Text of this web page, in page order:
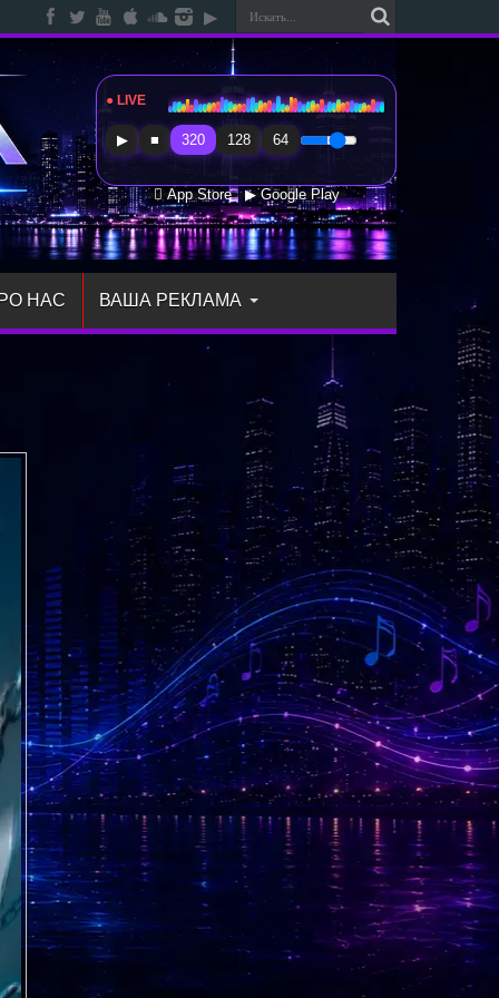
● LIVE Radio Sfera Music
▶ ■ 320 128 64
 App Store ▶ Google Play
НАС ВАША РЕКЛАМА